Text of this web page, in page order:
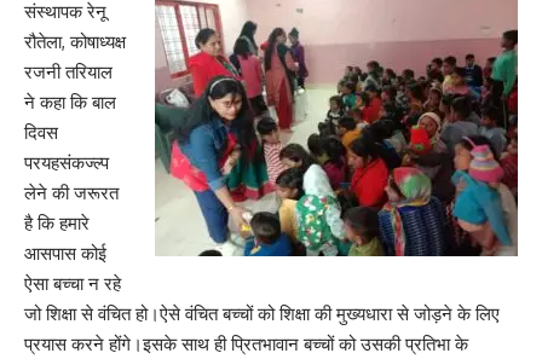
संस्थापक रेनू
रौतेला, कोषाध्यक्ष
रजनी तरियाल
ने कहा कि बाल
दिवस
परयहसंकज्ल्प
लेने की जरूरत
है कि हमारे
आसपास कोई
ऐसा बच्चा न रहे
जो शिक्षा से वंचित हो।ऐसे वंचित बच्चों को शिक्षा की मुख्यधारा से जोड़ने के लिए
प्रयास करने होंगे।इसके साथ ही प्रितभावान बच्चों को उसकी प्रतिभा के